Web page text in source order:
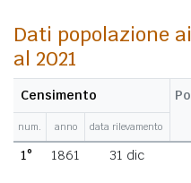
Dati popolazione
al 2021
Censimento
num. anno data rilevamento
1° 1861 31 dic